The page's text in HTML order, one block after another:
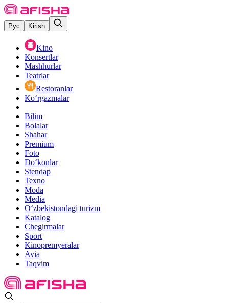
Рус Kirish
Kino
Konsertlar
Mashhurlar
Teatrlar
Restoranlar
Ko‘rgazmalar
Bilim
Bolalar
Shahar
Premium
Foto
Do‘konlar
Stendap
Texno
Moda
Media
O‘zbekistondagi turizm
Katalog
Chegirmalar
Sport
Kinopremyeralar
Avia
Taqvim